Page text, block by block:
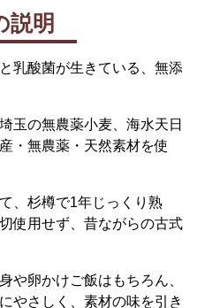
説明
乳酸菌が生きている、無添
玉の無農薬小麦、海水天日
・無農薬・天然素材を使
、杉樽で1年じっくり熟
使用せず、昔ながらの古式
や卵かけご飯はもちろん、
やさしく、素材の味を引き